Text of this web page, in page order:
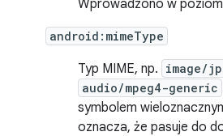
Wprowadzono w
android:mimeType
Typ MIME, np. image/
audio/mpeg4-generic
symbolem
oznacza, że pasuje do